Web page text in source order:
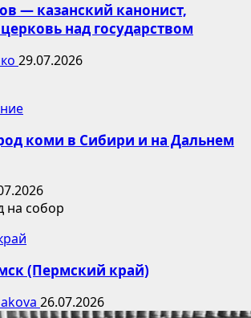
— казанский канонист,
над государством
29.07.2026
коми в Сибири и на Дальнем
(Пермский край)
26.07.2026